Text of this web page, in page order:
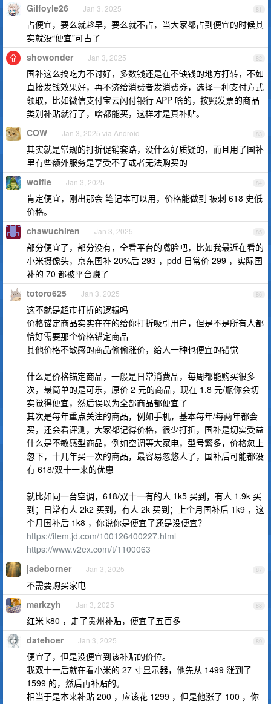
81
Gilfoyle26 Jan 3, 2025
占便宜，要么就趁早，要么就不占，当大家都占到便宜的时候其
实就没“便宜”可占了
82
showonder Jan 3, 2025
国补这么搞吃力不讨好，多数钱还是在不缺钱的地方打转，不如
直接发钱效果好，再不济给消费者发消费券，选择一种支付方式
领取，比如微信支付宝云闪付银行 APP 啥的，按照发票的商品
类别补贴就行了，啥都能买，这样才是真补贴。
83
COW Jan 3, 2025 via Android
其实就是常规的打折促销套路，没什么好质疑的，而且用了国补
里有些额外服务是享受不了或者无法购买的
84
wolfie Jan 3, 2025
肯定便宜，刚出那会 笔记本可以用，价格能做到 被刺 618 史低
价格。
85
chawuchiren Jan 3, 2025
部分便宜了，部分没有，全看平台的嘴脸吧，比如我最近在看的
小米摄像头，京东国补 20%后 293 ，pdd 日常价 299 ，实际国
补的 70 都被平台赚了
86
totoro625 Jan 3, 2025
这不就是超市打折的逻辑吗
价格锚定商品实实在在的给你打折吸引用户，但是不是所有人都
恰好需要那个价格锚定商品
其他价格不敏感的商品偷偷涨价，给人一种也便宜的错觉
什么是价格锚定商品，一般是日常消费品，每周都能购买很多
次，最简单的是可乐，原价 2 元的商品，现在 1.8 元/瓶你会切
实觉得便宜，然后误以为全部商品都便宜了
其次是每年重点关注的商品，例如手机，基本每年/每两年都会
买，还会看评测，大家都记得价格，很少打折，国补是切实受益
什么是不敏感型商品，例如空调等大家电，型号繁多，价格忽上
忽下，十几年买一次的商品，最容易忽悠人了，国补后可能都没
有 618/双十一来的优惠
就比如同一台空调，618/双十一有的人 1k5 买到，有人 1.9k 买
到；日常有人 2k2 买到，有人 2k 买到；上个月国补后 1k9 ，这
个月国补后 1k8 ，你说你是便宜了还是没便宜？
https://item.jd.com/100126400227.html
https://www.v2ex.com/t/1100063
87
jadeborner Jan 3, 2025
不需要购买家电
88
markzyh Jan 3, 2025
红米 k80 ，走了贵州补贴，便宜了五百多
89
datehoer Jan 3, 2025
便宜了，但是没便宜到该补贴的价位。
我双十一后就在看小米的 27 寸显示器，他先从 1499 涨到了
1599 的，然后再补贴的。
相当于是本来补贴 200 ，应该花 1299 ，但是他涨了 100 ，你